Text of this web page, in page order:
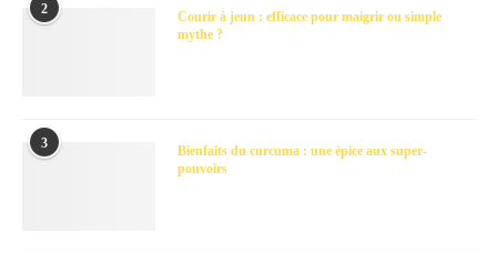
2
Courir à jeun : efficace pour maigrir ou simple
mythe ?
3
Bienfaits du curcuma : une épice aux super-
pouvoirs